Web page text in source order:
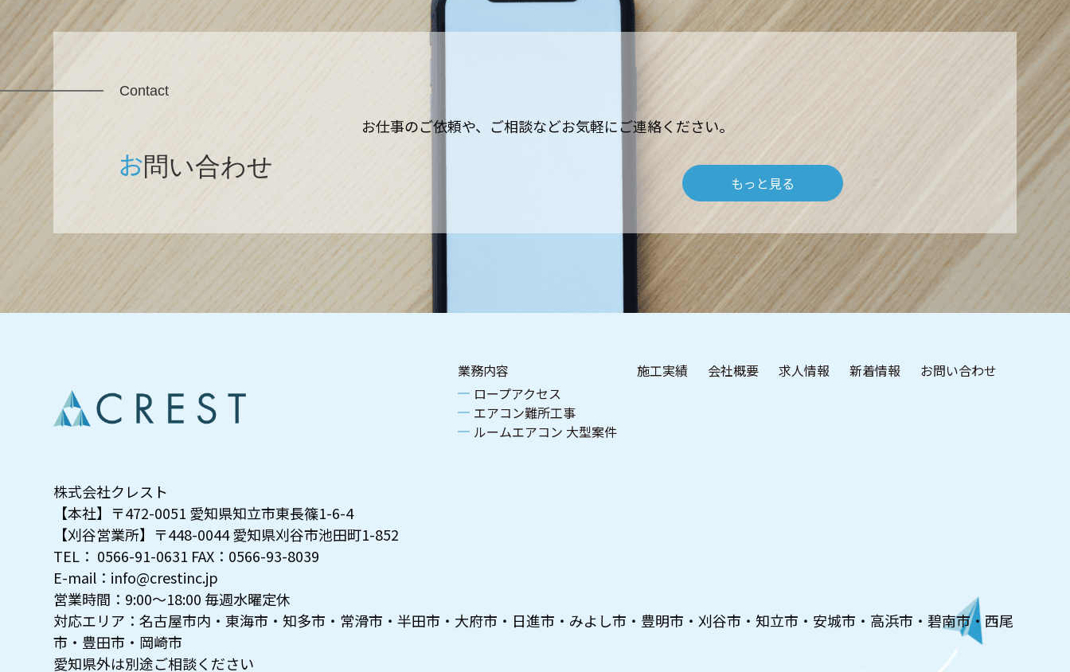
Contact
お問い合わせ
お仕事のご依頼や、ご相談などお気軽にご連絡ください。
もっと見る
業務内容
ロープアクセス
エアコン難所工事
ルームエアコン 大型案件
施工実績 会社概要 求人情報 新着情報 お問い合わせ
株式会社クレスト
【本社】〒472-0051 愛知県知立市東長篠1-6-4
【刈谷営業所】〒448-0044 愛知県刈谷市池田町1-852
TEL： 0566-91-0631 FAX：0566-93-8039
E-mail：info@crestinc.jp
営業時間：9:00～18:00 毎週水曜定休
対応エリア：名古屋市内・東海市・知多市・常滑市・半田市・大府市・日進市・みよし市・豊明市・刈谷市・知立市・安城市・高浜市・碧南市・西尾
市・豊田市・岡崎市
愛知県外は別途ご相談ください